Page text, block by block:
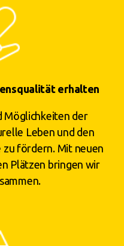
erhalten
Möglichkeiten der
Leben und den
zu fördern. Mit neuen
Plätzen bringen wir